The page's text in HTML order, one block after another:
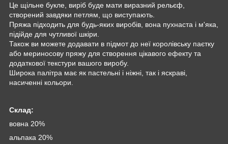
Це щільне букле, виріб буде мати виразний рельєф,
створений завдяки петлям, що виступають.
Пряжа підходить для будь-яких виробів, вона пухнаста і м'яка,
підійде для чутливої шкіри.
Також ви можете додавати в підмот до неї королівську паєтку
або мериносову пряжу для створення цікавого ефекту та
додаткової текстури вашого виробу.
Широка палітра має як пастельні і ніжні, так і яскраві,
насиченні кольори.
Склад:
вовна 20%
альпака 20%